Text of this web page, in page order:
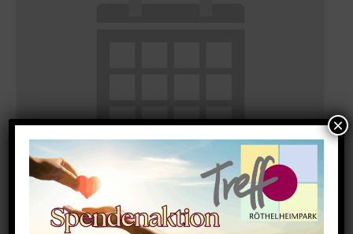
Morgentreff für Menschen ab 60 Jahren
August 10 @ 9:30 - 11:30